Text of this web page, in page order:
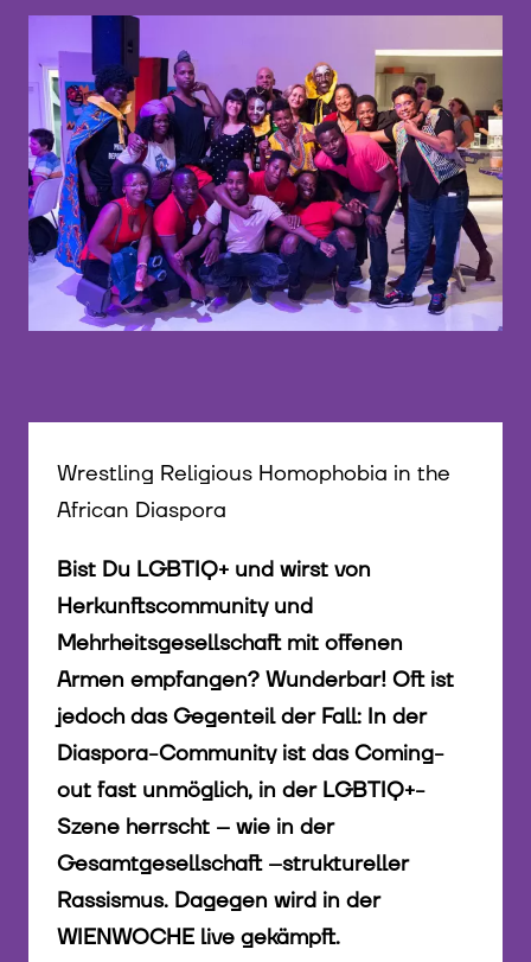
Wrestling Religious Homophobia in the
African Diaspora
Bist Du LGBTIQ+ und wirst von
Herkunftscommunity und
Mehrheitsgesellschaft mit offenen
Armen empfangen? Wunderbar! Oft ist
jedoch das Gegenteil der Fall: In der
Diaspora-Community ist das Coming-
out fast unmöglich, in der LGBTIQ+-
Szene herrscht – wie in der
Gesamtgesellschaft –struktureller
Rassismus. Dagegen wird in der
WIENWOCHE live gekämpft.